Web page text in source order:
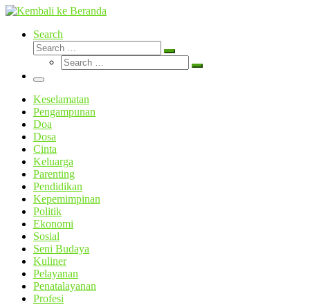
Search
Search
Search
Search
Search
Menu
Keselamatan
Pengampunan
Doa
Dosa
Cinta
Keluarga
Parenting
Pendidikan
Kepemimpinan
Politik
Ekonomi
Sosial
Seni Budaya
Kuliner
Pelayanan
Penatalayanan
Profesi